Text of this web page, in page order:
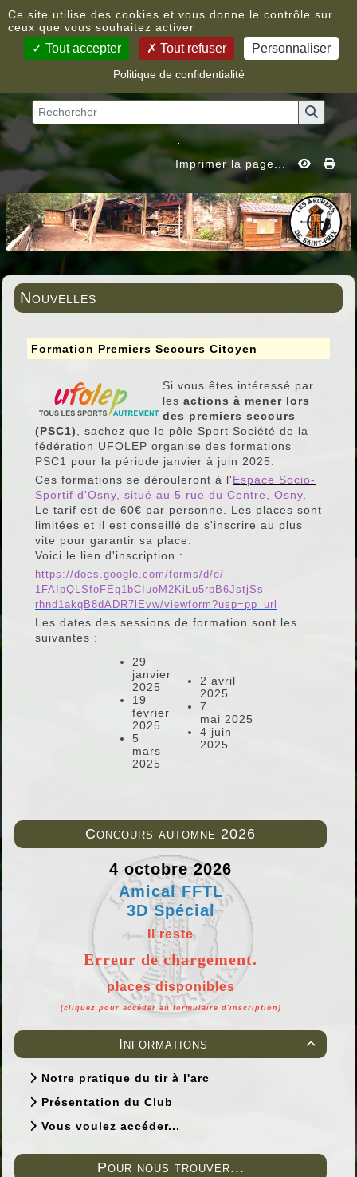
Accueil
Imprimer la page...
Concours automne 2026
4 octobre 2026
Amical FFTL
3D Spécial
Il reste
Erreur de chargement.
places disponibles
(cliquez pour accéder au formulaire d'inscription)

Informations
Notre pratique du tir à l'arc
Présentation du Club
Vous voulez accéder...
Pour nous trouver...
Nouvelles
Formation Premiers Secours Citoyen
Si vous êtes intéressé par
les actions à mener lors
des premiers secours
(PSC1)
, sachez que le pôle Sport Société de la
fédération UFOLEP organise des formations
PSC1 pour la période janvier à juin 2025.
Ces formations se dérouleront à l'Espace Socio-
Sportif d'Osny, situé au 5 rue du Centre, Osny
Le tarif est de 60€ par personne. Les places sont
limitées et il est conseillé de s'inscrire au plus
vite pour garantir sa place.
Voici le lien d'inscription :
https://docs.google.com/forms/d/e/
1FAIpQLSfoFEq1bCIuoM2KiLu5rpB6JstjSs-
rhnd1akqB8dADR7lEvw/viewform?usp=pp_url
Les dates des sessions de formation sont les
suivantes :
29
janvier
2025
19
février
2025
5
mars
2025
2 avril
2025
7
mai 2025
4 juin
2025
Ce site utilise des cookies et vous donne le contrôle sur
ceux que vous souhaitez activer
Tout accepter Tout refuser Personnaliser
Politique de confidentialité